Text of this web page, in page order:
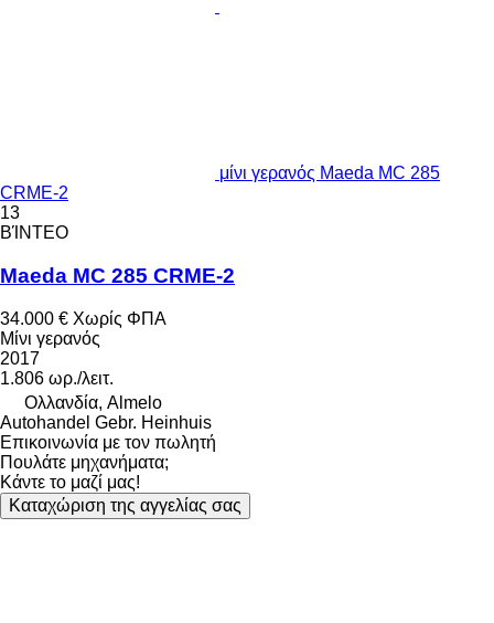
μίνι γερανός Maeda MC 285
CRME-2
13
ΒΊΝΤΕΟ
Maeda MC 285 CRME-2
34.000 € Χωρίς ΦΠΑ
Μίνι γερανός
2017
1.806 ωρ./λειτ.
Ολλανδία, Almelo
Autohandel Gebr. Heinhuis
Επικοινωνία με τον πωλητή
Πουλάτε μηχανήματα;
Κάντε το μαζί μας!
Καταχώριση της αγγελίας σας